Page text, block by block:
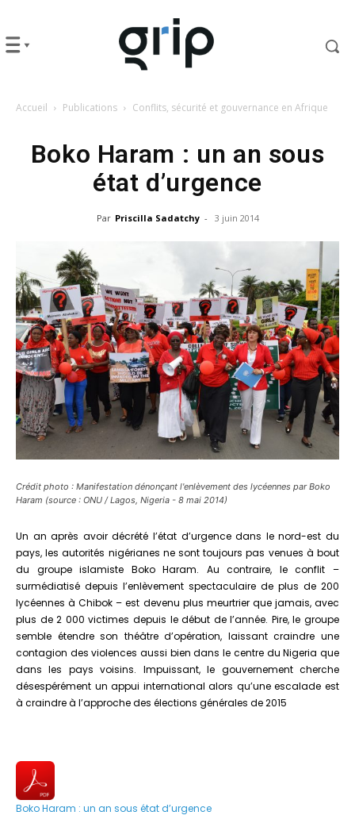
Accueil Publications Conflits, sécurité et gouvernance en Afrique
Boko Haram : un an sous
état d’urgence
Par Priscilla Sadatchy - 3 juin 2014
Crédit photo : Manifestation dénonçant l'enlèvement des lycéennes par Boko
Haram (source : ONU / Lagos, Nigeria - 8 mai 2014)
Un an après avoir décrété l’état d’urgence dans le nord-est du
pays, les autorités nigérianes ne sont toujours pas venues à bout
du groupe islamiste Boko Haram. Au contraire, le conflit –
surmédiatisé depuis l’enlèvement spectaculaire de plus de 200
lycéennes à Chibok – est devenu plus meurtrier que jamais, avec
plus de 2 000 victimes depuis le début de l’année. Pire, le groupe
semble étendre son théâtre d’opération, laissant craindre une
contagion des violences aussi bien dans le centre du Nigeria que
dans les pays voisins. Impuissant, le gouvernement cherche
désespérément un appui international alors qu’une escalade est
à craindre à l’approche des élections générales de 2015
Boko Haram : un an sous état d’urgence